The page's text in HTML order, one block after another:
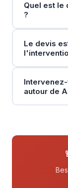
Quel est le
?
Le devis
autour de